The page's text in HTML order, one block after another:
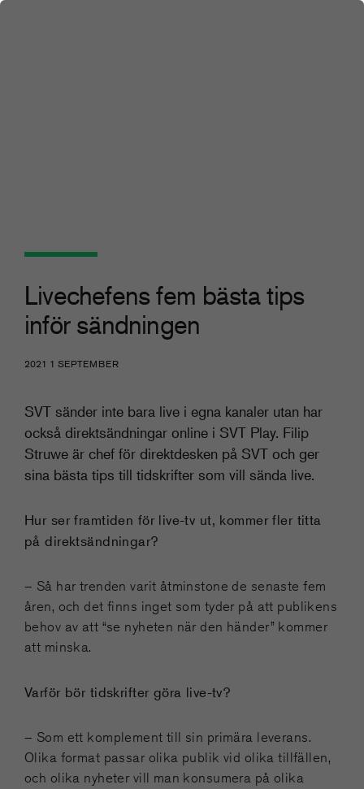
Livechefens fem bästa tips
inför sändningen
2021 1 SEPTEMBER
SVT sänder inte bara live i egna kanaler utan har
också direktsändningar online i SVT Play. Filip
Struwe är chef för direktdesken på SVT och ger
sina bästa tips till tidskrifter som vill sända live.
Hur ser framtiden för live-tv ut, kommer fler titta
på direktsändningar?
– Så har trenden varit åtminstone de senaste fem
åren, och det finns inget som tyder på att publikens
behov av att “se nyheten när den händer” kommer
att minska.
Varför bör tidskrifter göra live-tv?
– Som ett komplement till sin primära leverans.
Olika format passar olika publik vid olika tillfällen,
och olika nyheter vill man konsumera på olika